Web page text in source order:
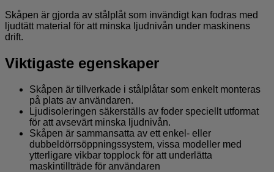
Skåpen är gjorda av stålplåt som invändigt kan fodras med
ljudtätt material för att minska ljudnivån under maskinens
drift.
Viktigaste egenskaper
Skåpen är tillverkade i stålplåtar som enkelt monteras
på plats av användaren.
Ljudisoleringen säkerställs av foder speciellt utformat
för att avsevärt minska ljudnivån.
Skåpen är sammansatta av ett enkel- eller
dubbeldörrsöppningssystem, vissa modeller med
ytterligare vikbar topplock för att underlätta
maskintillträde för användaren